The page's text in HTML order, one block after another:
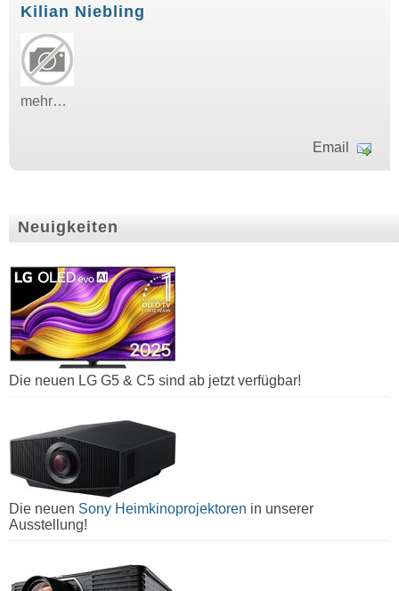
Kilian Niebling
mehr…
Email
Neuigkeiten
Die neuen LG G5 & C5 sind ab jetzt verfügbar!
Die neuen Sony Heimkinoprojektoren in unserer
Ausstellung!